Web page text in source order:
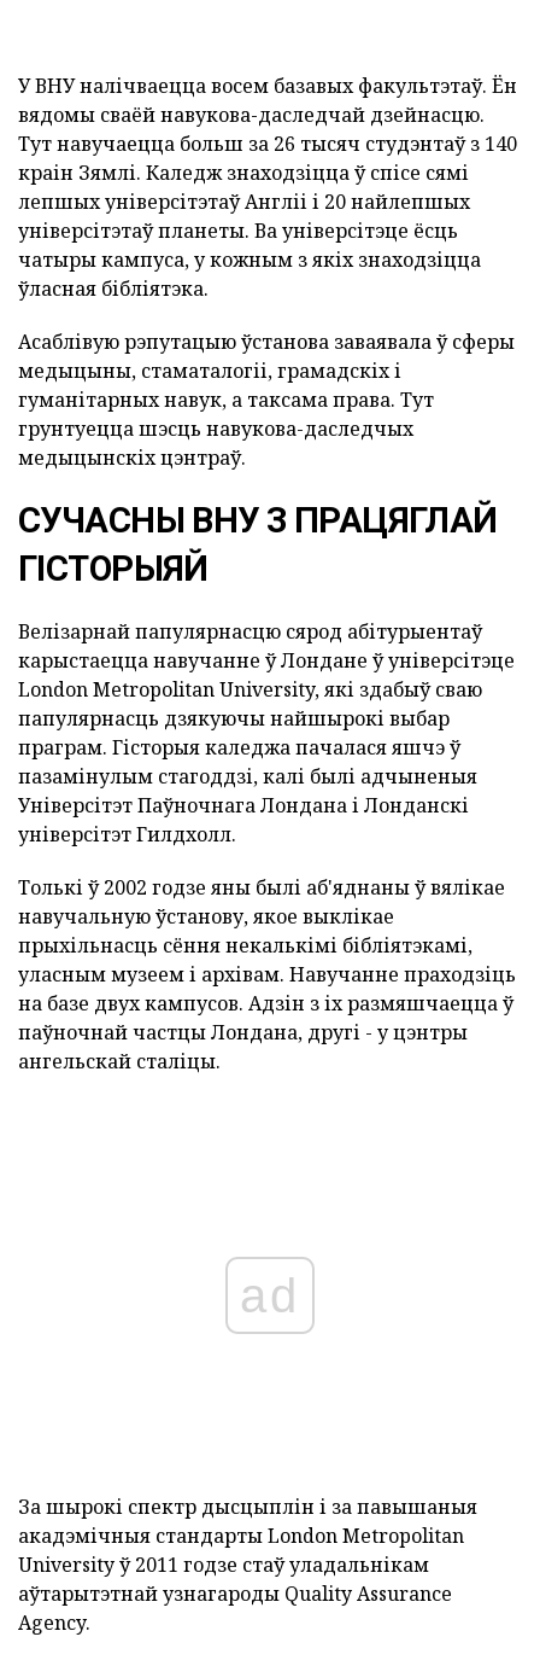
У ВНУ налічваецца восем базавых факультэтаў. Ён
вядомы сваёй навукова-даследчай дзейнасцю.
Тут навучаецца больш за 26 тысяч студэнтаў з 140
краін Зямлі. Каледж знаходзіцца ў спісе сямі
лепшых універсітэтаў Англіі і 20 найлепшых
універсітэтаў планеты. Ва універсітэце ёсць
чатыры кампуса, у кожным з якіх знаходзіцца
ўласная бібліятэка.
Асаблівую рэпутацыю ўстанова заваявала ў сферы
медыцыны, стаматалогіі, грамадскіх і
гуманітарных навук, а таксама права. Тут
грунтуецца шэсць навукова-даследчых
медыцынскіх цэнтраў.
СУЧАСНЫ ВНУ З ПРАЦЯГЛАЙ
ГІСТОРЫЯЙ
Велізарнай папулярнасцю сярод абітурыентаў
карыстаецца навучанне ў Лондане ў універсітэце
London Metropolitan University, які здабыў сваю
папулярнасць дзякуючы найшырокі выбар
праграм. Гісторыя каледжа пачалася яшчэ ў
пазамінулым стагоддзі, калі былі адчыненыя
Універсітэт Паўночнага Лондана і Лонданскі
універсітэт Гилдхолл.
Толькі ў 2002 годзе яны былі аб'яднаны ў вялікае
навучальную ўстанову, якое выклікае
прыхільнасць сёння некалькімі бібліятэкамі,
уласным музеем і архівам. Навучанне праходзіць
на базе двух кампусов. Адзін з іх размяшчаецца ў
паўночнай частцы Лондана, другі - у цэнтры
ангельскай сталіцы.
ad
За шырокі спектр дысцыплін і за павышаныя
акадэмічныя стандарты London Metropolitan
University ў 2011 годзе стаў уладальнікам
аўтарытэтнай узнагароды Quality Assurance
Agency.